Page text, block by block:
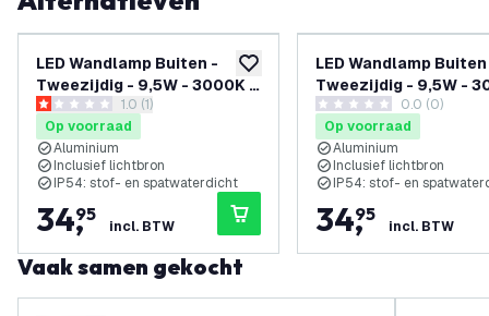
toevoegen aan verlanglijst
LED Wandlamp Buiten -
Tweezijdig - 9,5W - 3000K -
IP54 - Beige - Geschikt voor
Binnen en Buiten
reviews drawer openen
1 score sterren1.0 (1)
Op voorraad
Aluminium
Inclusief lichtbron
IP54: stof- en spatwaterdicht
34,
95
incl. BTW
LED Wandlamp
Tweezijdig - 9,5W -
IP54 - Wit - Geschikt
Binnen en Buiten
0 score sterren0.0 (0)
Op voorraad
Aluminium
Inclusief lichtbron
IP54: stof- en
34,
95
incl. BTW
Vaak samen gekocht